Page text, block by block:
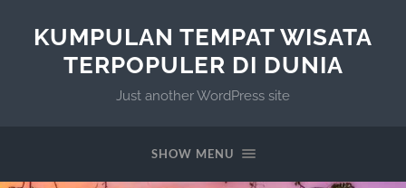
KUMPULAN TEMPAT WISATA
TERPOPULER DI DUNIA
Just another WordPress site
SHOW MENU